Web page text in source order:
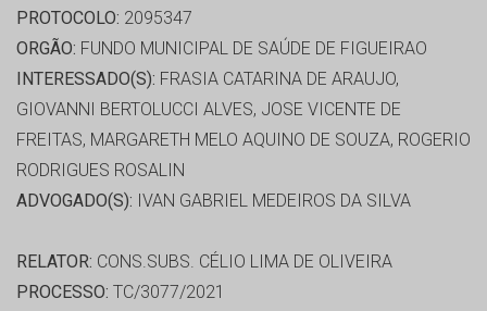
PROTOCOLO: 2095347
ORGÃO: FUNDO MUNICIPAL DE SAÚDE DE FIGUEIRAO
INTERESSADO(S): FRASIA CATARINA DE ARAUJO,
GIOVANNI BERTOLUCCI ALVES, JOSE VICENTE DE
FREITAS, MARGARETH MELO AQUINO DE SOUZA, ROGERIO
RODRIGUES ROSALIN
ADVOGADO(S): IVAN GABRIEL MEDEIROS DA SILVA
RELATOR: CONS.SUBS. CÉLIO LIMA DE OLIVEIRA
PROCESSO: TC/3077/2021